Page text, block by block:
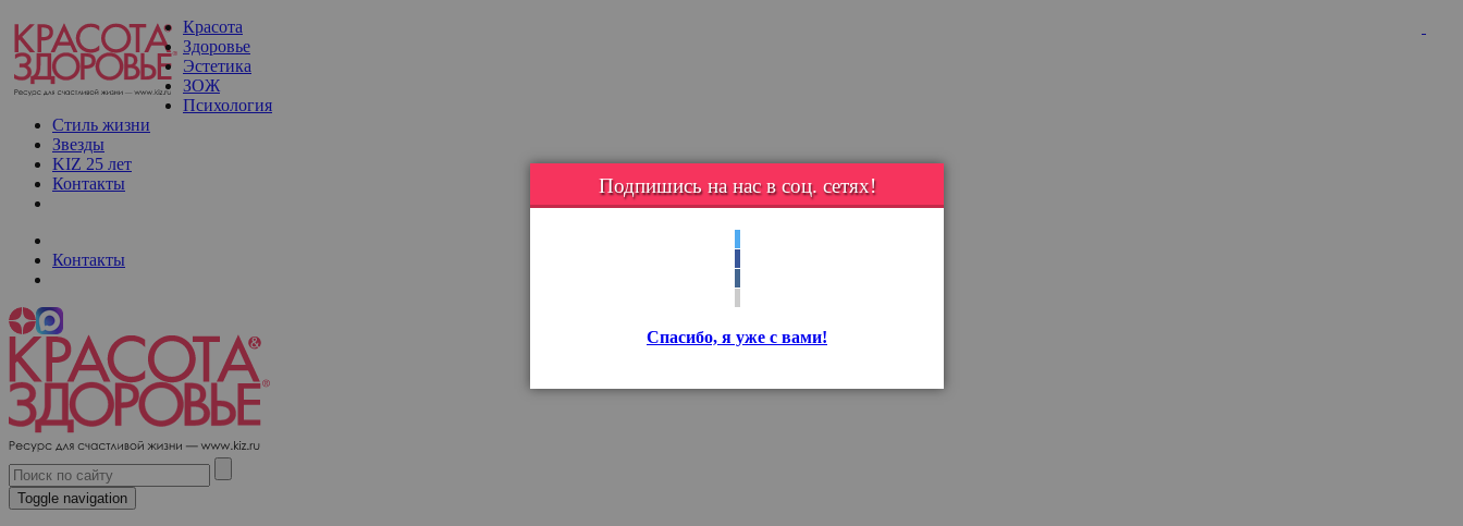
Красота
Здоровье
Эстетика
ЗОЖ
Психология
Стиль жизни
Звезды
KIZ 25 лет
Контакты
Контакты
Toggle navigation
Подпишись на нас в соц. сетях!
Спасибо, я уже с вами!